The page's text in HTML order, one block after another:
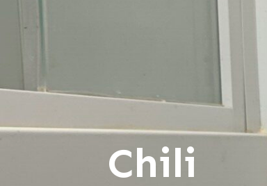
Chili